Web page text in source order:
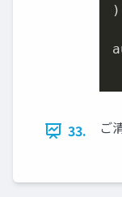
33. ご